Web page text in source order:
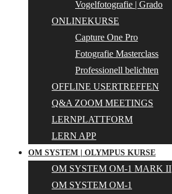
Vogelfotografie | Grado
ONLINEKURSE
Capture One Pro
Fotografie Masterclass
Professionell belichten
OFFLINE USERTREFFEN
Q&A ZOOM MEETINGS
LERNPLATTFORM
LERN APP
OM SYSTEM | OLYMPUS KURSE
OM SYSTEM OM-1 MARK II
OM SYSTEM OM-1